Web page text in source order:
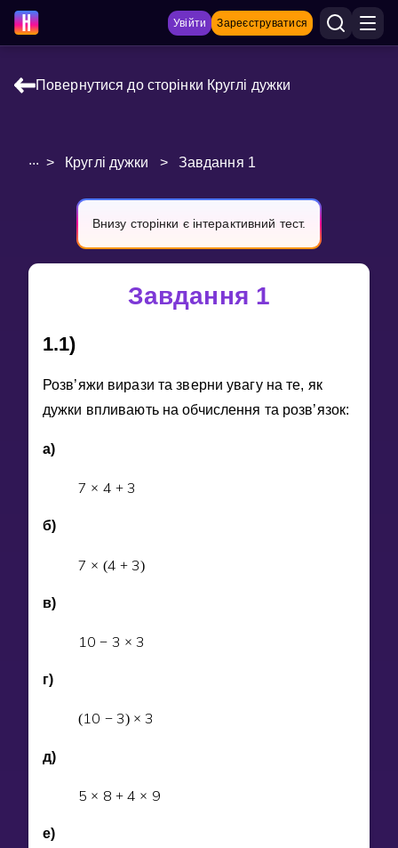
Увійти Зареєструватися
Multiplication Master
Показати більше
Invite a Friend
Select curriculum
Повернутися до сторінки Круглі дужки
... > Круглі дужки > Завдання 1
Внизу сторінки є інтерактивний тест.
Завдання 1
1.1)
Розв’яжи вирази та зверни увагу на те, як
дужки впливають на обчислення та розв’язок:
а)
7 × 4 + 3
б)
7 × (4 + 3)
в)
1 0 − 3 × 3
г)
(10 − 3) × 3
д)
5 × 8 + 4 × 9
е)